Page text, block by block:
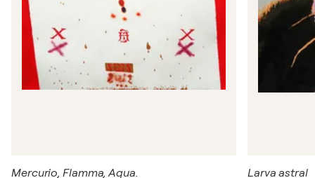
Mercurio, Flamma, Aqua. Larva astral